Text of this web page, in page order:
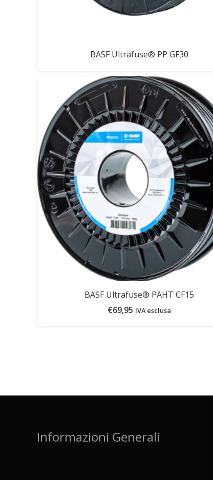
BASF Ultrafuse® PP GF30
BASF Ultrafuse® PAHT CF15
€69,95 IVA esclusa
Informazioni Generali